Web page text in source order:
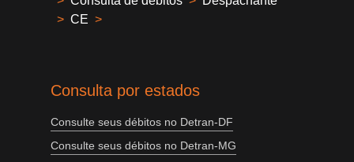
> CE >
Consulta por estados
Consulte seus débitos no Detran-DF
Consulte seus débitos no Detran-MG